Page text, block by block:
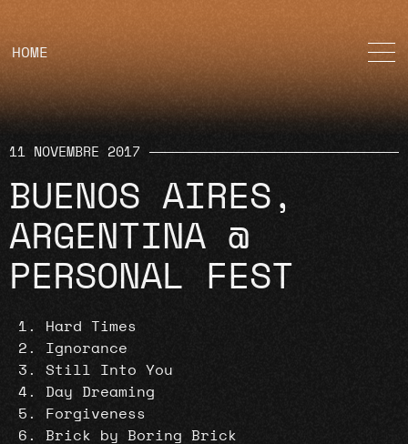
HOME
11 NOVEMBRE 2017
BUENOS AIRES,
ARGENTINA @
PERSONAL FEST
Hard Times
Ignorance
Still Into You
Day Dreaming
Forgiveness
Brick by Boring Brick